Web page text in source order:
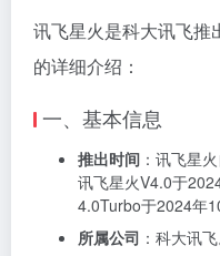
讯飞星火是科大讯飞推
的详细介绍：
一、基本信息
推出时间 ：讯飞星
讯飞星火V4.0于
4.0Turbo于2024年
所属公司 ：科大讯飞